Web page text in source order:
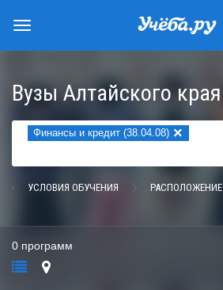
Вузы Алтайского края
Финансы и кредит (38.04.08) ×
УСЛОВИЯ ОБУЧЕНИЯ РАСПОЛОЖЕНИЕ
0 программ